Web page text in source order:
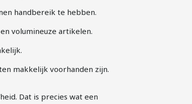
handbereik te hebben.
volumineuze artikelen.
makkelijk voorhanden zijn.
Dat is precies wat een